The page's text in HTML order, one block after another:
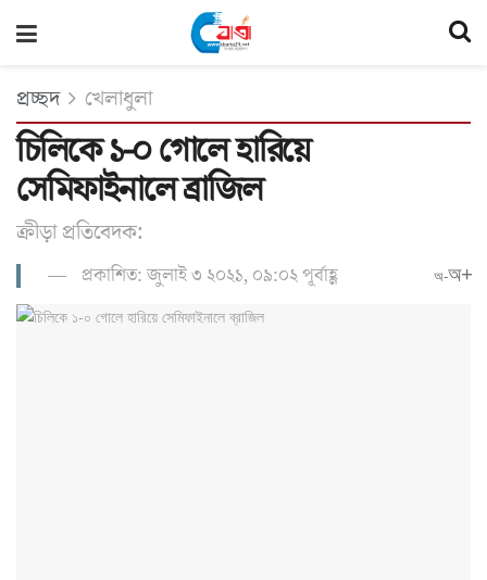
প্রচ্ছদ খেলাধুলা
চিলিকে ১-০ গোলে হারিয়ে
সেমিফাইনালে ব্রাজিল
ক্রীড়া প্রতিবেদক:
প্রকাশিত: জুলাই ৩ ২০২১, ০৯:০২ পূর্বাহ্ণ অ-অ+